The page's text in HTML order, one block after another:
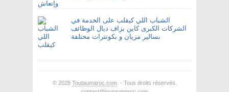
الشباب اللي كيقلب على الخدمة في
الشركات الكبرى كاين بزاف ديال الوظائف
بسالير مزيان و بكونترات مختلفة
© 2026 Toutaumaroc.com. - Tous droits réservés.